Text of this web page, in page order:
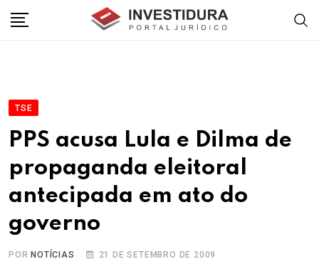
TSE
PPS acusa Lula e Dilma de
propaganda eleitoral
antecipada em ato do
governo
POR NOTÍCIAS
21 DE SETEMBRO DE 2009